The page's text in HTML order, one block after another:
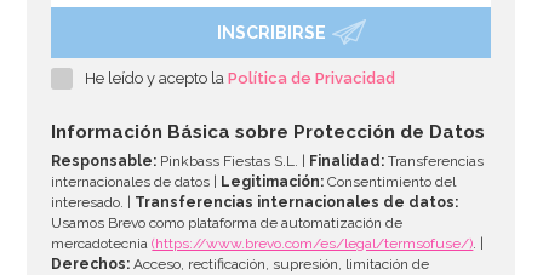
INSCRIBIRSE
He leído y acepto laPolítica de Privacidad
Información Básica sobre Protección de Datos
Responsable: Pinkbass Fiestas S.L. | Finalidad: Transferencias
internacionales de datos |
Legitimación: Consentimiento del
interesado. | Transferencias internacionales de datos:
Usamos Brevo como plataforma de automatización de
mercadotecnia(https://www.brevo.com/es/legal/termsofuse/). |
Derechos: Acceso, rectificación, supresión, limitación de